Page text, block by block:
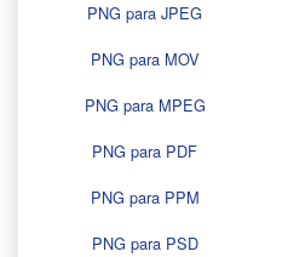
PNG para JPEG
PNG para MOV
PNG para MPEG
PNG para PDF
PNG para PPM
PNG para PSD